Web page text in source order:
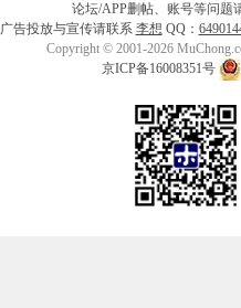
论坛/APP删帖、账号等问题
广告投放与宣传请联系 李想 QQ：
Copyright © 2001-2026
京ICP备16008351号